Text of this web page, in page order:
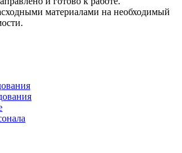
материалами на необходимый